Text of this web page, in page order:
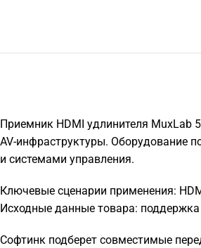
Приемник HDMI удлинителя MuxLab
AV-инфраструктуры. Оборудование
и системами управления.
Ключевые сценарии применения:
Исходные данные товара: поддержка
Софтинк подберет совместимые